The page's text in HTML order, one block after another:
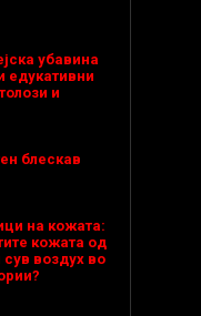
убавина
едукативни
и
блескав
на кожата:
кожата од
сув воздух во